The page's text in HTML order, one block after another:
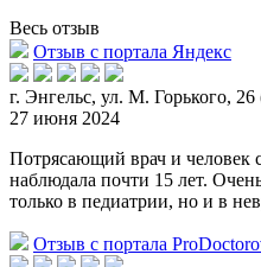
Весь отзыв
Отзыв с портала Яндекс
г. Энгельс, ул. М. Горького,
27 июня 2024
Потрясающий врач и человек
наблюдала почти 15 лет.
только в педиатрии, но и в
Отзыв с портала